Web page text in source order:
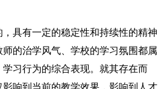
具有一定的稳定性和持续性的精神
的治学风气、学校的学习氛围都属
习行为的综合表现。就其存在而
响到当前的教学效果，影响到人才